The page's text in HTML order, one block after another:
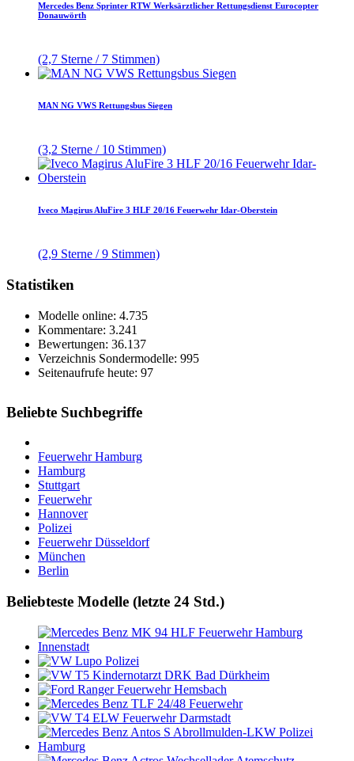
Mercedes Benz Sprinter RTW Werksärztlicher Rettungsdienst Eurocopter
Donauwörth
(2,7 Sterne / 7 Stimmen)
MAN NG VWS Rettungsbus Siegen
(3,2 Sterne / 10 Stimmen)
Iveco Magirus AluFire 3 HLF 20/16 Feuerwehr Idar-Oberstein
(2,9 Sterne / 9 Stimmen)
Statistiken
Modelle online: 4.735
Kommentare: 3.241
Bewertungen: 36.137
Verzeichnis Sondermodelle: 995
Seitenaufrufe heute: 97
Beliebte Suchbegriffe
Feuerwehr Hamburg
Hamburg
Stuttgart
Feuerwehr
Hannover
Polizei
Feuerwehr Düsseldorf
München
Berlin
Beliebteste Modelle (letzte 24 Std.)